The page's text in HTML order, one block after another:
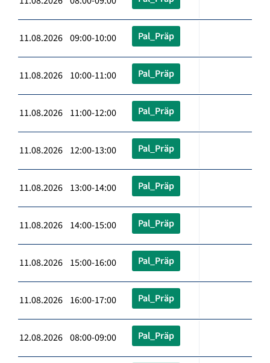
11.08.2026 09:00-10:00 Pal_Präp
11.08.2026 10:00-11:00 Pal_Präp
11.08.2026 11:00-12:00 Pal_Präp
11.08.2026 12:00-13:00 Pal_Präp
11.08.2026 13:00-14:00 Pal_Präp
11.08.2026 14:00-15:00 Pal_Präp
11.08.2026 15:00-16:00 Pal_Präp
11.08.2026 16:00-17:00 Pal_Präp
12.08.2026 08:00-09:00 Pal_Präp